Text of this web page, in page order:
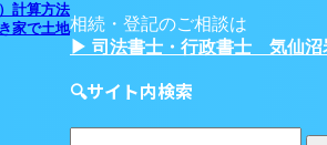
計算方法
家で土地相続・登記のご相談は
▶ 司法書士・行政書士 気仙沼
🔍サイト内検索